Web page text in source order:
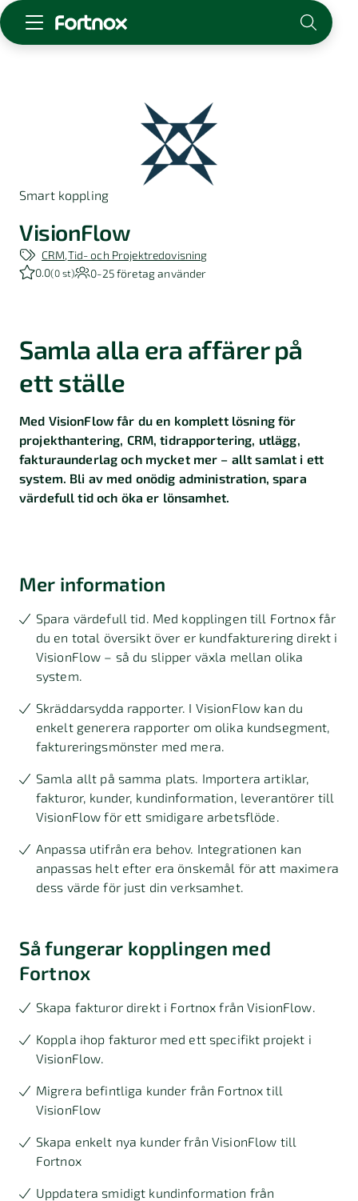
För redovisningsbyrån
Kunskap & inspiration
Logga in
Om Fortnox
Karriär
Kontakt
Smart koppling
VisionFlow
CRM Tid- och Projektredovisning
0.0(0 st) 0-25företag använder
Samla alla era affärer på
ett ställe
Med VisionFlow får du en komplett lösning för
projekthantering, CRM, tidrapportering, utlägg,
fakturaunderlag och mycket mer – allt samlat i ett
system. Bli av med onödig administration, spara
värdefull tid och öka er lönsamhet.
Mer information
Spara värdefull tid. Med kopplingen till Fortnox får
du en total översikt över er kundfakturering direkt i
VisionFlow – så du slipper växla mellan olika
system.
Skräddarsydda rapporter. I VisionFlow kan du
enkelt generera rapporter om olika kundsegment,
faktureringsmönster med mera.
Samla allt på samma plats. Importera artiklar,
fakturor, kunder, kundinformation, leverantörer till
VisionFlow för ett smidigare arbetsflöde.
Anpassa utifrån era behov. Integrationen kan
anpassas helt efter era önskemål för att maximera
dess värde för just din verksamhet.
Så fungerar kopplingen med
Fortnox
Skapa fakturor direkt i Fortnox från VisionFlow.
Koppla ihop fakturor med ett specifikt projekt i
VisionFlow.
Migrera befintliga kunder från Fortnox till
VisionFlow
Skapa enkelt nya kunder från VisionFlow till
Fortnox
Uppdatera smidigt kundinformation från